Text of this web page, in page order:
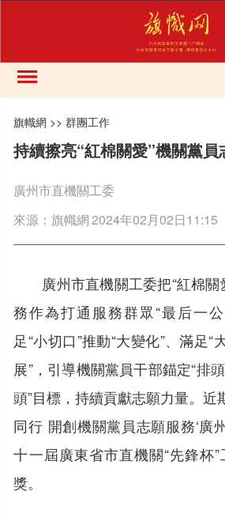
旗幟網 >>群團工作
持續擦亮“紅棉關愛”機關黨
廣州市直機關工委
來源：旗幟網2024年02月02日11:15
廣州市直機關工委把“紅棉
務作為打通服務群眾“最后一
足“小切口”推動“大變化”、滿足“
展”，引導機關黨員干部錨定“排
頭”目標，持續貢獻志願力量。近
同行 開創機關黨員志願服務‘廣
十一屆廣東省市直機關“先鋒杯
獎。